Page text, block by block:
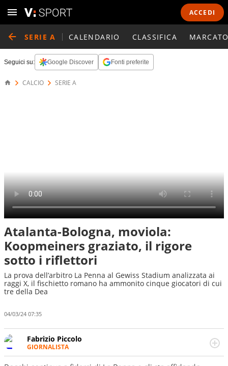
ACCEDI
SERIE A CALENDARIO CLASSIFICA
Seguici su: Google Discover Fonti preferite
CALCIO SERIE A
Atalanta-Bologna, moviola:
Koopmeiners graziato, il rigore
sotto i riflettori
La prova dell’arbitro La Penna al Gewiss Stadium analizzata ai
raggi X, il fischietto romano ha ammonito cinque giocatori di cui
tre della Dea
04/03/24 07:35
Fabrizio Piccolo
GIORNALISTA
Nella sua carriera ha seguito numerose manifestazioni